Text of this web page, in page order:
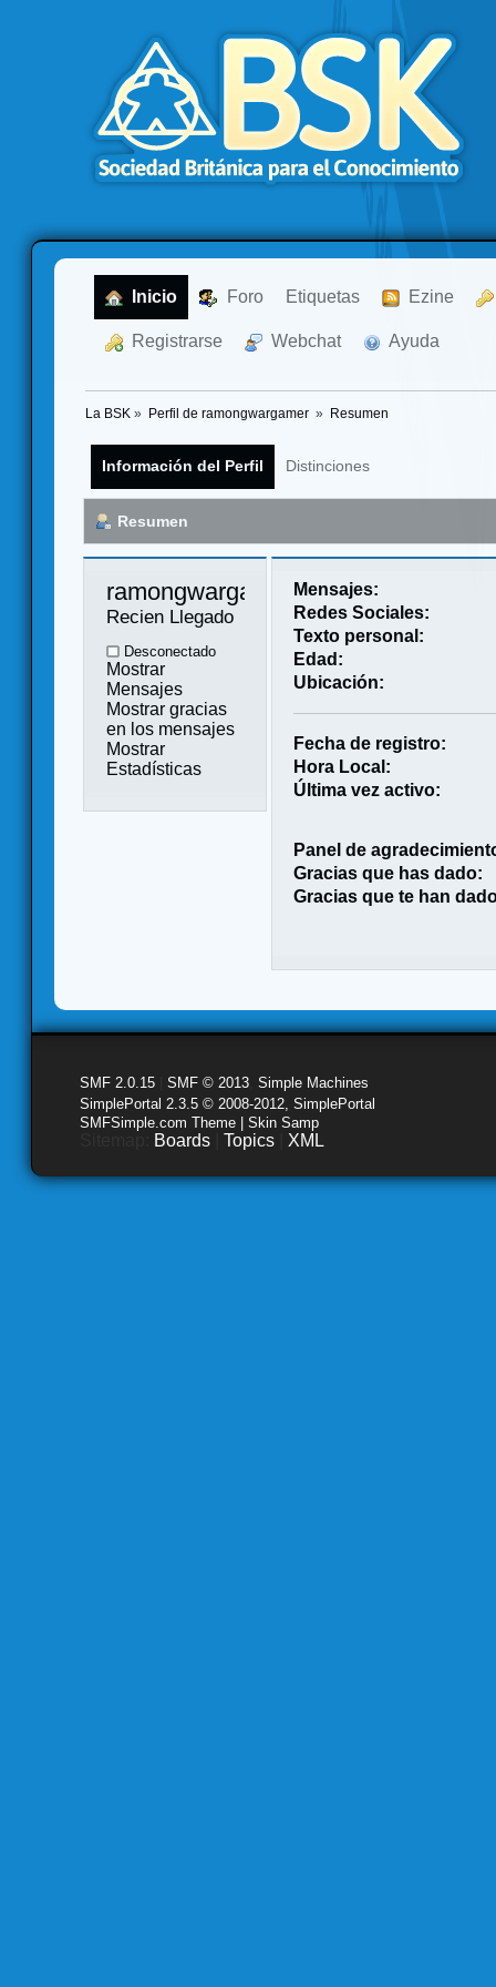
Inicio Foro Etiquetas Ezine
Registrarse Webchat Ayuda
La BSK » Perfil de ramongwargamer » Resumen
Información del Perfil Distinciones
Resumen
ramongwargamer
Recien Llegado
Desconectado
Mostrar
Mensajes
Mostrar gracias
en los mensajes
Mostrar
Estadísticas
Mensajes:
Redes Sociales:
Texto personal:
Edad:
Ubicación:
Fecha de registro:
Hora Local:
Última vez activo:
Panel de
Gracias que has dado:
Gracias que te han
SMF 2.0.15 SMF © 2013 Simple Machines
SimplePortal 2.3.5 © 2008-2012, SimplePortal
SMFSimple.com Theme | Skin Samp
Boards Topics XML